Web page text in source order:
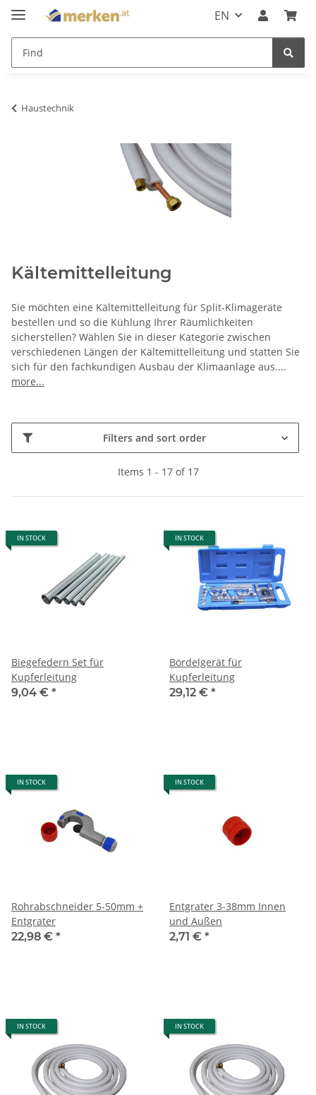
EN
Haustechnik
Kältemittelleitung
Sie möchten eine Kältemittelleitung für Split-Klimageräte
bestellen und so die Kühlung Ihrer Räumlichkeiten
sicherstellen? Wählen Sie in dieser Kategorie zwischen
verschiedenen Längen der Kältemittelleitung und statten Sie
sich für den fachkundigen Ausbau der Klimaanlage aus....
more...
Filters and sort order
Items 1 - 17 of 17
IN STOCK
Biegefedern Set für
Kupferleitung
9,04 € *
IN STOCK
Bördelgerät für
Kupferleitung
29,12 € *
IN STOCK
Rohrabschneider 5-50mm +
Entgrater
22,98 € *
IN STOCK
Entgrater 3-38mm Innen
und Außen
2,71 € *
IN STOCK IN STOCK